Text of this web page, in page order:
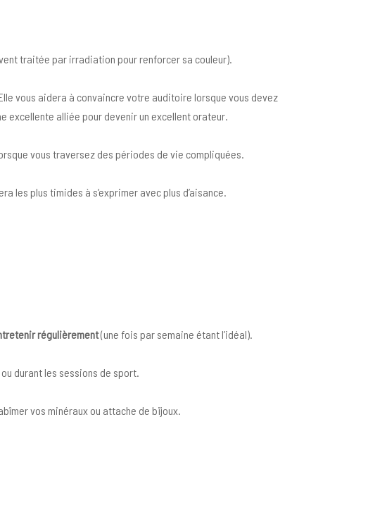
traitée par irradiation pour renforcer sa couleur).
vous aidera à convaincre votre auditoire lorsque vous devez
excellente alliée pour devenir un excellent orateur.
vous traversez des périodes de vie compliquées.
les plus timides à s’exprimer avec plus d’aisance.
régulièrement(une fois par semaine étant l’idéal).
durant les sessions de sport.
vos minéraux ou attache de bijoux.